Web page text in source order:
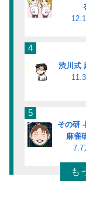
4
渋川式
5
その研
麻雀
7.7
も